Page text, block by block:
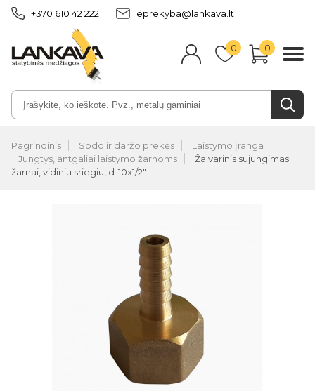
+370 610 42 222 eprekyba@lankava.lt
0 0
Pagrindinis Sodo ir daržo prekės
Laistymo įranga
Jungtys, antgaliai laistymo žarnoms
Žalvarinis sujungimas
žarnai, vidiniu sriegiu, d-10x1/2"